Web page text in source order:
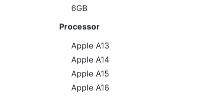
6GB
Processor
Apple A13
Apple A14
Apple A15
Apple A16